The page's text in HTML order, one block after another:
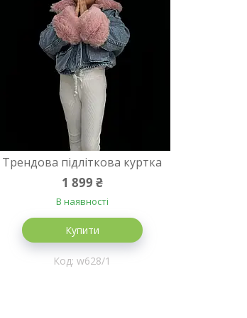
Трендова підліткова куртка
1 899 ₴
В наявності
Купити
w628/1